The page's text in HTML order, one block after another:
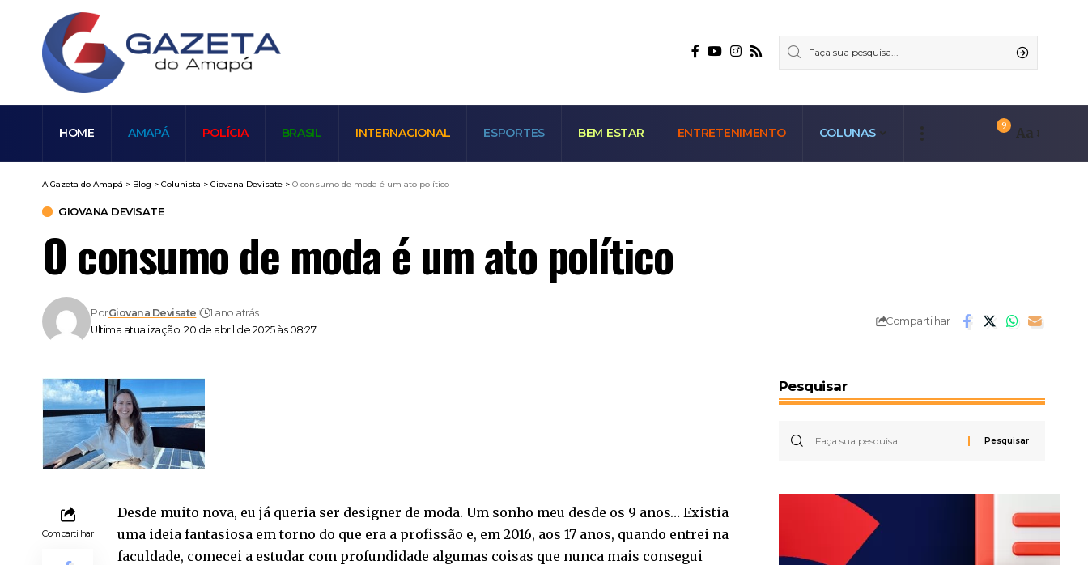
HOME AMAPÁ POLÍCIA BRASIL INTERNACIONAL ESPORTES BEM ESTAR ENTRETENIMENTO COLUNAS
9 Aa
A Gazeta do Amapá > Blog > Colunista > Giovana Devisate > O consumo de moda é um ato político
GIOVANA DEVISATE
O consumo de moda é um ato político
Ultima atualização: 20 de abril de 2025 às 08:27
PorGiovana Devisate 1 ano atrás
Compartilhar
Compartilhar
Desde muito nova, eu já queria ser designer de moda. Um sonho meu desde os 9 anos… Existia
uma ideia fantasiosa em torno do que era a profissão e, em 2016, aos 17 anos, quando entrei na
faculdade, comecei a estudar com profundidade algumas coisas que nunca mais consegui
Pesquisar